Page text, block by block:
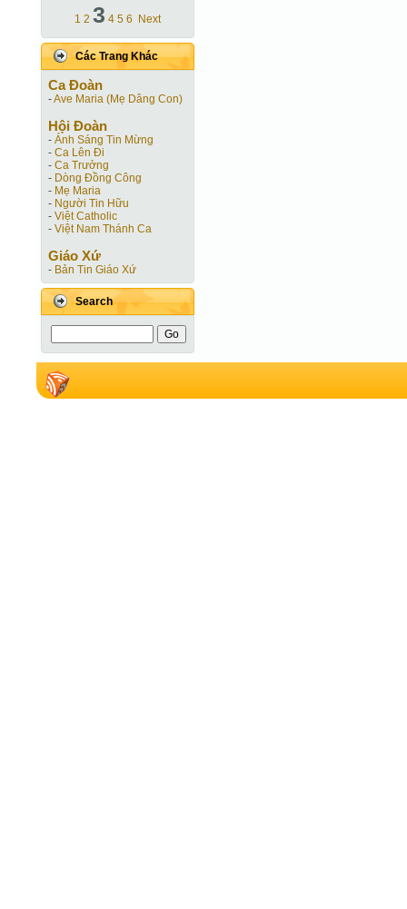
1 2 3 4 5 6 Next
Các Trang Khác
Ca Ðoàn
-Ave Maria (Mẹ Dâng Con)
Hội Ðoàn
- Ánh Sáng Tin Mừng
- Ca Lên Đi
- Ca Trưởng
- Dòng Đồng Công
- Mẹ Maria
- Người Tin Hữu
- Việt Catholic
- Việt Nam Thánh Ca
Giáo Xứ
- Bản Tin Giáo Xứ
Search